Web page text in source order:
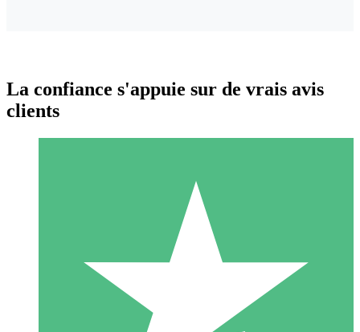
Packs de Crédits Individuels
Payez à l'utilisation avec des crédits de téléchargement. Sans
1 Téléchargement
La confiance s'appuie sur de vrais avis
clients